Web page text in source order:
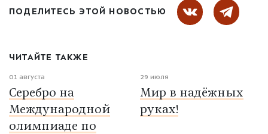
ПОДЕЛИТЕСЬ ЭТОЙ НОВОСТЬЮ
ЧИТАЙТЕ ТАКЖЕ
01 августа
Серебро на
Международной
олимпиаде по
29 июля
Мир в надёжных
руках!